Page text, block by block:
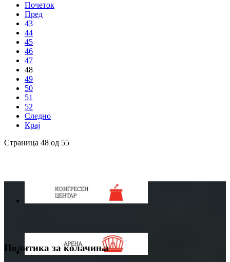
Почеток
Пред
43
44
45
46
47
48
49
50
51
52
Следно
Крај
Страница 48 од 55
Политика за колачиња